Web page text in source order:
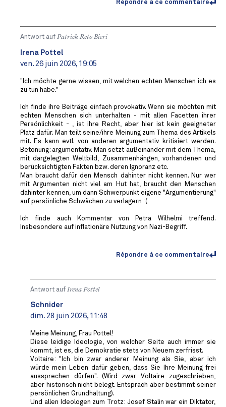
Répondre à ce commentaire
Antwort auf Patrick Reto Bieri
Irena Pottel
ven. 26 juin 2026, 19:05
"Ich möchte gerne wissen, mit welchen echten Menschen ich es
zu tun habe."
Ich finde ihre Beiträge einfach provokativ. Wenn sie möchten mit
echten Menschen sich unterhalten - mit allen Facetten ihrer
Persönlichkeit - , ist ihre Recht, aber hier ist kein geeigneter
Platz dafür. Man teilt seine/ihre Meinung zum Thema des Artikels
mit. Es kann evtl. von anderen argumentativ kritisiert werden.
Betonung: argumentativ. Man setzt außeinander mit dem Thema,
mit dargelegten Weltbild, Zusammenhängen, vorhandenen und
berücksichtigten Fakten bzw. deren Ignoranz etc.
Man braucht dafür den Mensch dahinter nicht kennen. Nur wer
mit Argumenten nicht viel am Hut hat, braucht den Menschen
dahinter kennen, um dann Schwerpunkt eigene "Argumentierung"
auf persönliche Schwächen zu verlagern :(
Ich finde auch Kommentar von Petra Wilhelmi treffend.
Insbesondere auf inflationäre Nutzung von Nazi-Begriff.
Répondre à ce commentaire
Antwort auf Irena Pottel
Schnider
dim. 28 juin 2026, 11:48
Meine Meinung, Frau Pottel!
Diese leidige Ideologie, von welcher Seite auch immer sie
kommt, ist es, die Demokratie stets von Neuem zerfrisst.
Voltaire: "Ich bin zwar anderer Meinung als Sie, aber ich
würde mein Leben dafür geben, dass Sie Ihre Meinung frei
aussprechen dürfen". (Wird zwar Voltaire zugeschrieben,
aber historisch nicht belegt. Entsprach aber bestimmt seiner
persönlichen Grundhaltung).
Und allen Ideologen zum Trotz: Josef Stalin war ein Diktator,